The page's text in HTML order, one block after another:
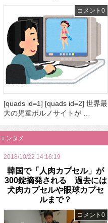
コメント0
[quads id=1] [quads id=2] 世界最
大の児童ポルノサイトが …
エンタメ
2018/10/22 14:16:19
韓国で「人肉カプセル」が
300錠摘発される 過去には
犬肉カプセルや眼球カプセ
ルまで？
コメント0